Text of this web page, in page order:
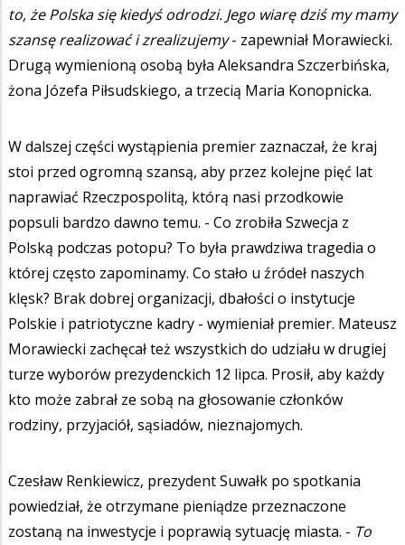
to, że Polska się kiedyś odrodzi. Jego wiarę dziś my mamy
szansę realizować i zrealizujemy- zapewniał Morawiecki.
Drugą wymienioną osobą była Aleksandra Szczerbińska,
żona Józefa Piłsudskiego, a trzecią Maria Konopnicka.
W dalszej części wystąpienia premier zaznaczał, że kraj
stoi przed ogromną szansą, aby przez kolejne pięć lat
naprawiać Rzeczpospolitą, którą nasi przodkowie
popsuli bardzo dawno temu. - Co zrobiła Szwecja z
Polską podczas potopu? To była prawdziwa tragedia o
której często zapominamy. Co stało u źródeł naszych
klęsk? Brak dobrej organizacji, dbałości o instytucje
Polskie i patriotyczne kadry - wymieniał premier. Mateusz
Morawiecki zachęcał też wszystkich do udziału w drugiej
turze wyborów prezydenckich 12 lipca. Prosił, aby każdy
kto może zabrał ze sobą na głosowanie członków
rodziny, przyjaciół, sąsiadów, nieznajomych.
Czesław Renkiewicz, prezydent Suwałk po spotkania
powiedział, że otrzymane pieniądze przeznaczone
zostaną na inwestycje i poprawią sytuację miasta. - To